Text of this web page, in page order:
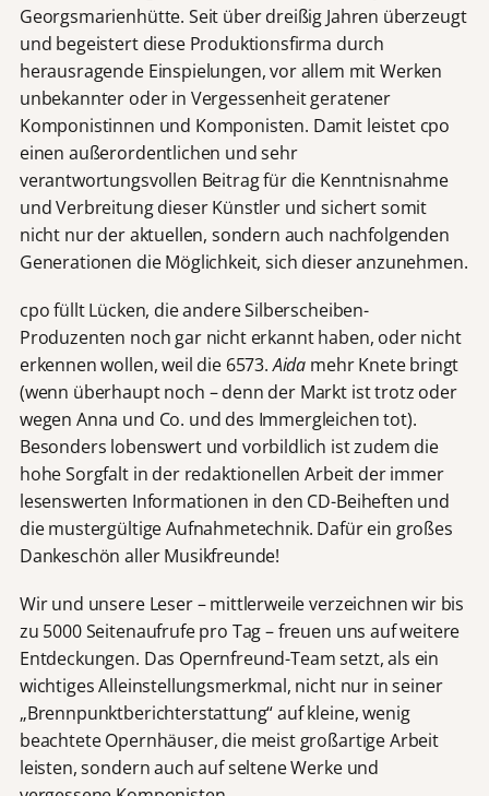
Georgsmarienhütte. Seit über dreißig Jahren überzeugt
und begeistert diese Produktionsfirma durch
herausragende Einspielungen, vor allem mit Werken
unbekannter oder in Vergessenheit geratener
Komponistinnen und Komponisten. Damit leistet cpo
einen außerordentlichen und sehr
verantwortungsvollen Beitrag für die Kenntnisnahme
und Verbreitung dieser Künstler und sichert somit
nicht nur der aktuellen, sondern auch nachfolgenden
Generationen die Möglichkeit, sich dieser anzunehmen.
cpo füllt Lücken, die andere Silberscheiben-
Produzenten noch gar nicht erkannt haben, oder nicht
erkennen wollen, weil die 6573.Aida mehr Knete bringt
(wenn überhaupt noch – denn der Markt ist trotz oder
wegen Anna und Co. und des Immergleichen tot).
Besonders lobenswert und vorbildlich ist zudem die
hohe Sorgfalt in der redaktionellen Arbeit der immer
lesenswerten Informationen in den CD-Beiheften und
die mustergültige Aufnahmetechnik. Dafür ein großes
Dankeschön aller Musikfreunde!
Wir und unsere Leser – mittlerweile verzeichnen wir bis
zu 5000 Seitenaufrufe pro Tag – freuen uns auf weitere
Entdeckungen. Das Opernfreund-Team setzt, als ein
wichtiges Alleinstellungsmerkmal, nicht nur in seiner
„Brennpunktberichterstattung“ auf kleine, wenig
beachtete Opernhäuser, die meist großartige Arbeit
leisten, sondern auch auf seltene Werke und